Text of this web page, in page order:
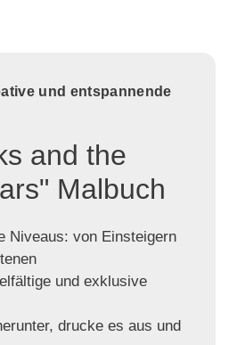
und entspannende
and the
Malbuch
Niveaus: von Einsteigern
und exklusive
drucke es aus und